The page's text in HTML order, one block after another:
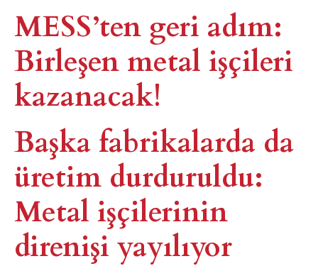
MESS’ten geri adım:
Birleşen metal işçileri
kazanacak!
Başka fabrikalarda da
üretim durduruldu:
Metal işçilerinin
direnişi yayılıyor